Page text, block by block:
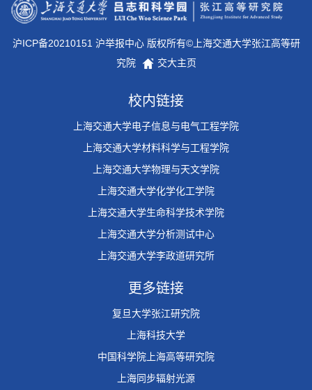
沪ICP备20210151 沪举报中心 版权所有©上海交通大学张江高等研
究院
交大主页
校内链接
上海交通大学电子信息与电气工程学院
上海交通大学材料科学与工程学院
上海交通大学物理与天文学院
上海交通大学化学化工学院
上海交通大学生命科学技术学院
上海交通大学分析测试中心
上海交通大学李政道研究所
更多链接
复旦大学张江研究院
上海科技大学
中国科学院上海高等研究院
上海同步辐射光源